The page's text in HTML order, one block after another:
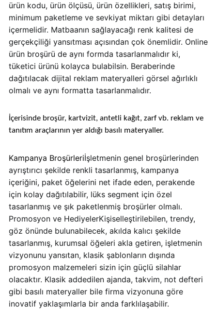
ürün kodu, ürün ölçüsü, ürün özellikleri, satış birimi,
minimum paketleme ve sevkiyat miktarı gibi detayları
içermelidir. Matbaanın sağlayacağı renk kalitesi de
gerçekçiliği yansıtması açısından çok önemlidir. Online
ürün broşürü de aynı formda tasarlanmalıdır ki,
tüketici ürünü kolayca bulabilsin. Beraberinde
dağıtılacak dijital reklam materyalleri görsel ağırlıklı
olmalı ve aynı formatta tasarlanmalıdır.
İçerisinde broşür, kartvizit, antetli kağıt, zarf vb. reklam ve
tanıtım araçlarının yer aldığı basılı materyaller.
Kampanya Broşürleriİşletmenin genel broşürlerinden
ayrıştırıcı şekilde renkli tasarlanmış, kampanya
içeriğini, paket öğelerini net ifade eden, perakende
için kolay dağıtılabilir, lüks segment için özel
tasarlanmış ve şık paketlenmiş broşürler olmalı.
Promosyon ve HediyelerKişiselleştirilebilen, trendy,
göz önünde bulunabilecek, akılda kalıcı şekilde
tasarlanmış, kurumsal öğeleri akla getiren, işletmenin
vizyonunu yansıtan, klasik şablonların dışında
promosyon malzemeleri sizin için güçlü silahlar
olacaktır. Klasik addedilen ajanda, takvim, not defteri
gibi basılı materyaller bile firma vizyonuna göre
inovatif yaklaşımlarla bir anda farklılaşabilir.